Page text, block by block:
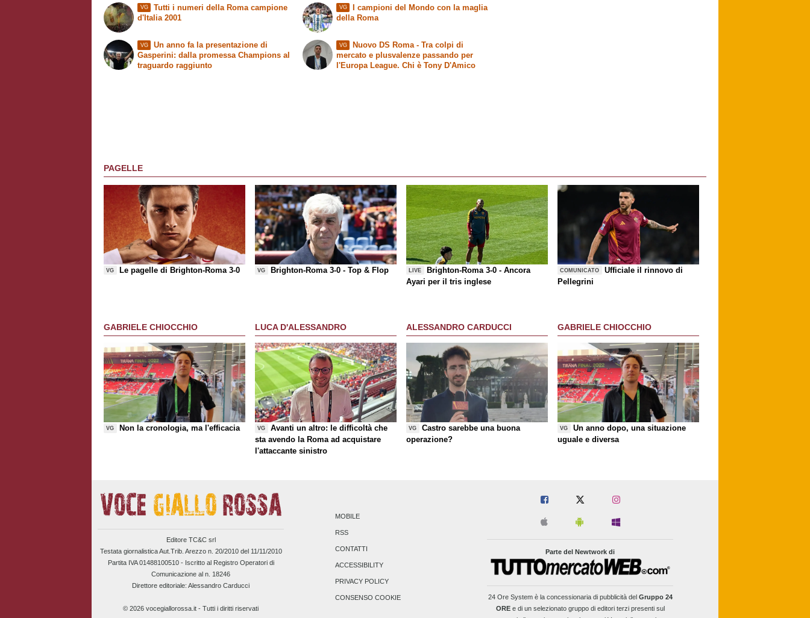
VG
Tutti i numeri della Roma campione
d'Italia 2001
VG
Un anno fa la presentazione di
Gasperini: dalla promessa Champions al
traguardo raggiunto
VG
I campioni del Mondo con la maglia
della Roma
VG
Nuovo DS Roma - Tra colpi di
mercato e plusvalenze passando per
l'Europa League. Chi è Tony D'Amico
PAGELLE
VG Le pagelle di Brighton-Roma 3-0 VG Brighton-Roma 3-0 -Top & Flop LIVE
Brighton-Roma 3-0 - Ancora
Ayari per il tris inglese
COMUNICATO
Ufficiale il rinnovo di
Pellegrini
GABRIELE CHIOCCHIO
VG Non la cronologia, ma l'efficacia
LUCA D'ALESSANDRO
VG
Avanti un altro: le difficoltà che
sta avendo la Roma ad acquistare
l'attaccante sinistro
ALESSANDRO CARDUCCI
VG
Castro sarebbe una buona
operazione?
GABRIELE CHIOCCHIO
VG
Un anno dopo, una situazione
uguale e diversa
Editore TC&C srl
Testata giornalistica Aut.Trib. Arezzo n. 20/2010 del 11/11/2010
Partita IVA 01488100510 - Iscritto al Registro Operatori di
Comunicazione al n. 18246
Direttore editoriale: Alessandro Carducci
© 2026 vocegiallorossa.it - Tutti i diritti riservati
MOBILE
RSS
CONTATTI
ACCESSIBILITY
PRIVACY POLICY
CONSENSO COOKIE
Parte del Newtwork di
24 Ore Systemè la concessionaria di pubblicità del Gruppo 24
OREe di un selezionato gruppo di editori terzi presenti sul